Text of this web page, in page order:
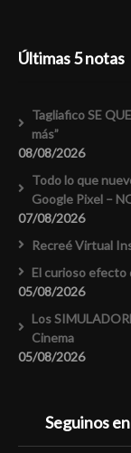
Últimas 5 notas
Tagliafico SE
más”
08/08/2026
Todo lo que
Google Pixel –
07/08/2026
Recreé Virtual
El curioso efecto
05/08/2026
Los
Cinema
05/08/2026
Seguinos en